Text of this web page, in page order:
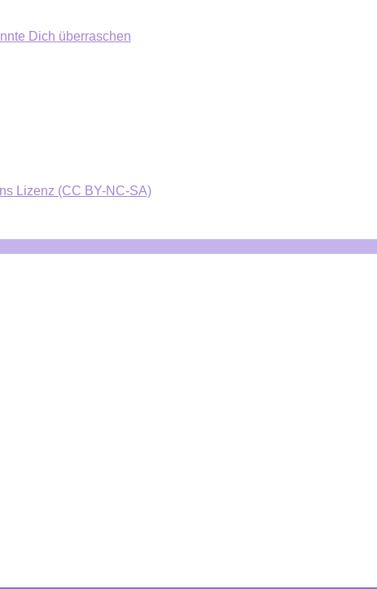
Dich überraschen
Lizenz (CC BY-NC-SA)